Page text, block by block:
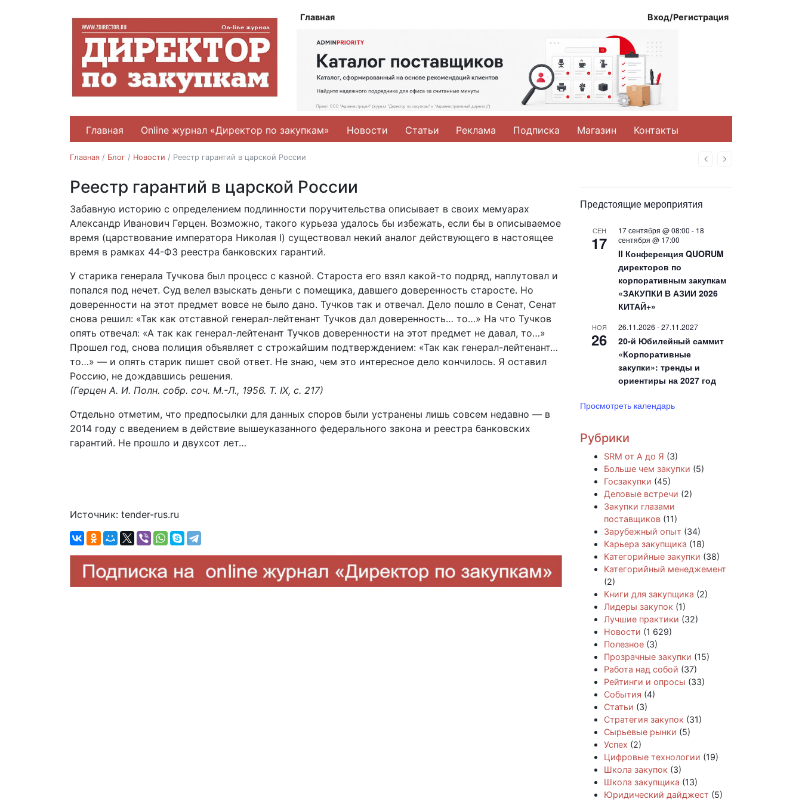
Главная Вход/Регистрация
Главная Online журнал «Директор по закупкам» Новости Статьи Реклама Подписка Магазин Контакты
НазадВперед
Главная / Блог / Новости / Реестр гарантий в царской России
Новости
Реестр гарантий в царской России
23.04.2018
Забавную историю с определением подлинности поручительства описывает в своих мемуарах
Александр Иванович Герцен. Возможно, такого курьеза удалось бы избежать, если бы в описываемое
время (царствование императора Николая I) существовал некий аналог действующего в настоящее
время в рамках 44-ФЗ реестра банковских гарантий.
У старика генерала Тучкова был процесс с казной. Староста его взял какой-то подряд, наплутовал и
попался под нечет. Суд велел взыскать деньги с помещика, давшего доверенность старосте. Но
доверенности на этот предмет вовсе не было дано. Тучков так и отвечал. Дело пошло в Сенат, Сенат
снова решил: «Так как отставной генерал-лейтенант Тучков дал доверенность… то…» На что Тучков
опять отвечал: «А так как генерал-лейтенант Тучков доверенности на этот предмет не давал, то…»
Прошел год, снова полиция объявляет с строжайшим подтверждением: «Так как генерал-лейтенант…
то…» — и опять старик пишет свой ответ. Не знаю, чем это интересное дело кончилось. Я оставил
Россию, не дождавшись решения.
(Герцен А. И. Полн. собр. соч. М.-Л., 1956. Т. IX, с. 217)
Отдельно отметим, что предпосылки для данных споров были устранены лишь совсем недавно — в
2014 году с введением в действие вышеуказанного федерального закона и реестра банковских
гарантий. Не прошло и двухсот лет…
Источник: tender-rus.ru
Предстоящие мероприятия
СЕН
17
17 сентября @ 08:00 - 18
сентября @ 17:00
II Конференция QUORUM
директоров по
корпоративным закупкам
«ЗАКУПКИ В АЗИИ 2026
КИТАЙ+»
НОЯ
26
26.11.2026 -27.11.2027
20-й Юбилейный саммит
«Корпоративные
закупки»: тренды и
ориентиры на 2027 год
Просмотреть календарь
Рубрики
SRM от А до Я (3)
Больше чем закупки (5)
Госзакупки (45)
Деловые встречи (2)
Закупки глазами
поставщиков (11)
Зарубежный опыт (34)
Карьера закупщика (18)
Категорийные закупки (38)
Категорийный менеджемент
(2)
Книги для закупщика (2)
Лидеры закупок (1)
Лучшие практики (32)
Новости (1 629)
Полезное (3)
Прозрачные закупки (15)
Работа над собой (37)
Рейтинги и опросы (33)
События (4)
Статьи (3)
Стратегия закупок (31)
Сырьевые рынки (5)
Успех (2)
Цифровые технологии (19)
Школа закупок (3)
Школа закупщика (13)
Юридический дайджест (5)